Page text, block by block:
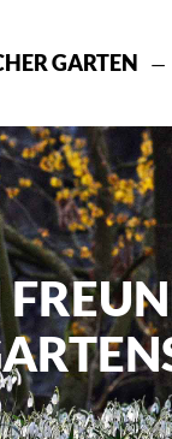
GARTEN